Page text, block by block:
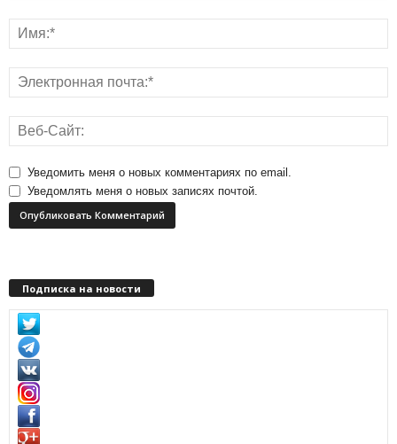
Уведомить меня о новых комментариях по email.
Уведомлять меня о новых записях почтой.
Подписка на новости